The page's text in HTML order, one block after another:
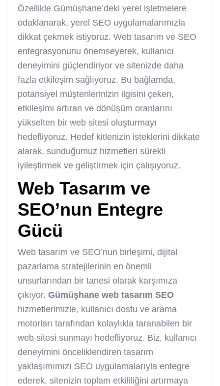
Özellikle Gümüşhane’deki yerel işletmelere
odaklanarak, yerel SEO uygulamalarımızla
dikkat çekmek istiyoruz. Web tasarım ve SEO
entegrasyonunu önemseyerek, kullanıcı
deneyimini güçlendiriyor ve sitenizde daha
fazla etkileşim sağlıyoruz. Bu bağlamda,
potansiyel müşterilerinizin ilgisini çeken,
etkileşimi artıran ve dönüşüm oranlarını
yükselten bir web sitesi oluşturmayı
hedefliyoruz. Hedef kitlenizin isteklerini dikkate
alarak, sunduğumuz hizmetleri sürekli
iyileştirmek ve geliştirmek için çalışıyoruz.
Web Tasarım ve
SEO’nun Entegre
Gücü
Web tasarım ve SEO’nun birleşimi, dijital
pazarlama stratejilerinin en önemli
unsurlarından bir tanesi olarak karşımıza
çıkıyor. Gümüşhane web tasarım SEO
hizmetlerimizle, kullanıcı dostu ve arama
motorları tarafından kolaylıkla taranabilen bir
web sitesi sunmayı hedefliyoruz. Biz, kullanıcı
deneyimini önceliklendiren tasarım
yaklaşımımızı SEO uygulamalarıyla entegre
ederek, sitenizin toplam etkililiğini artırmaya